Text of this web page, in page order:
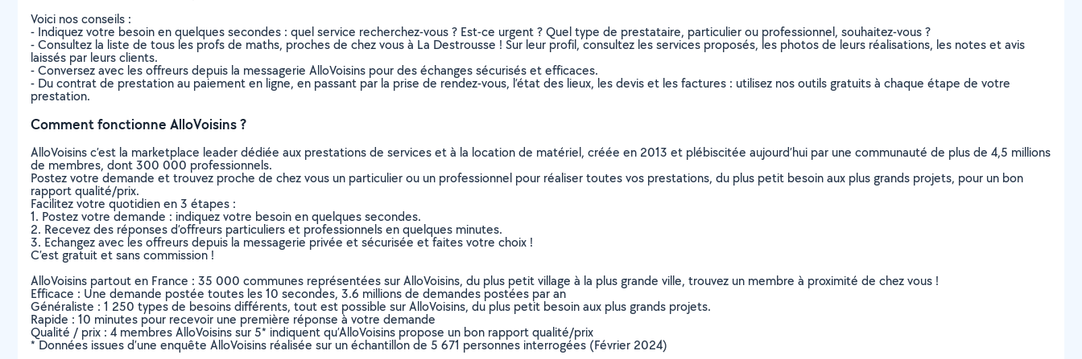
Voici nos conseils :
- Indiquez votre besoin en quelques secondes : quel service recherchez-vous ? Est-ce urgent ? Quel type de prestataire, particulier ou professionnel, souhaitez-vous ?
- Consultez la liste de tous les profs de maths, proches de chez vous à La Destrousse ! Sur leur profil, consultez les services proposés, les photos de leurs réalisations, les notes et avis
laissés par leurs clients.
- Conversez avec les offreurs depuis la messagerie AlloVoisins pour des échanges sécurisés et efficaces.
- Du contrat de prestation au paiement en ligne, en passant par la prise de rendez-vous, l’état des lieux, les devis et les factures : utilisez nos outils gratuits à chaque étape de votre
prestation.
Comment fonctionne AlloVoisins ?
AlloVoisins c’est la marketplace leader dédiée aux prestations de services et à la location de matériel, créée en 2013 et plébiscitée aujourd’hui par une communauté de plus de 4,5 millions
de membres, dont 300 000 professionnels.
Postez votre demande et trouvez proche de chez vous un particulier ou un professionnel pour réaliser toutes vos prestations, du plus petit besoin aux plus grands projets, pour un bon
rapport qualité/prix.
Facilitez votre quotidien en 3 étapes :
1. Postez votre demande : indiquez votre besoin en quelques secondes.
2. Recevez des réponses d’offreurs particuliers et professionnels en quelques minutes.
3. Echangez avec les offreurs depuis la messagerie privée et sécurisée et faites votre choix !
C’est gratuit et sans commission !
AlloVoisins partout en France : 35 000 communes représentées sur AlloVoisins, du plus petit village à la plus grande ville, trouvez un membre à proximité de chez vous !
Efficace : Une demande postée toutes les 10 secondes, 3.6 millions de demandes postées par an
Généraliste : 1 250 types de besoins différents, tout est possible sur AlloVoisins, du plus petit besoin aux plus grands projets.
Rapide : 10 minutes pour recevoir une première réponse à votre demande
Qualité / prix : 4 membres AlloVoisins sur 5* indiquent qu’AlloVoisins propose un bon rapport qualité/prix
* Données issues d’une enquête AlloVoisins réalisée sur un échantillon de 5 671 personnes interrogées (Février 2024)